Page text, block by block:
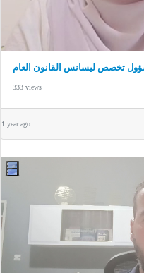
تخصص ليسانس القانون العام
333 views
1 year ago